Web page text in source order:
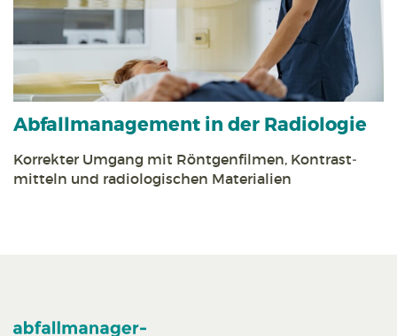
Abfall­management in der Radiologie
Korrekter Umgang mit Röntgen­filmen, Kontrast­
mitteln und radiologischen Materialien